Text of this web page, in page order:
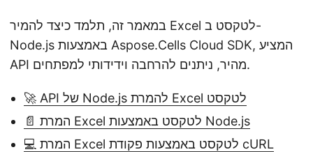
במאמר זה, תלמד כיצד להמיר Excel לטקסט ב-
Node.js באמצעות Aspose.Cells Cloud SDK, המציע
API מהיר, ניתנים להרחבה וידידותי למפתחים.
🚀 API של Node.js להמרת Excel לטקסט
📄 המרת Excel לטקסט באמצעות Node.js
💻 המרת Excel לטקסט באמצעות פקודת cURL